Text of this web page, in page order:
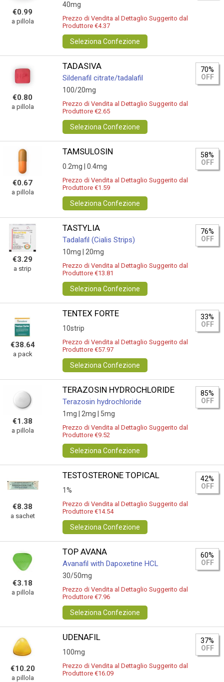
€0.99
a pillola
40mg
Prezzo di Vendita al Dettaglio Suggerito dal
Produttore €4.37
Seleziona Confezione
€0.80
a pillola
TADASIVA
Sildenafil citrate/tadalafil
100/20mg
70%
OFF
Prezzo di Vendita al Dettaglio Suggerito dal
Produttore €2.65
Seleziona Confezione
€0.67
a pillola
TAMSULOSIN
0.2mg | 0.4mg
58%
OFF
Prezzo di Vendita al Dettaglio Suggerito dal
Produttore €1.59
Seleziona Confezione
€3.29
a strip
TASTYLIA
Tadalafil (Cialis Strips)
10mg | 20mg
76%
OFF
Prezzo di Vendita al Dettaglio Suggerito dal
Produttore €13.81
Seleziona Confezione
€38.64
a pack
TENTEX FORTE
10strip
33%
OFF
Prezzo di Vendita al Dettaglio Suggerito dal
Produttore €57.97
Seleziona Confezione
€1.38
a pillola
TERAZOSIN HYDROCHLORIDE
Terazosin hydrochloride
1mg | 2mg | 5mg
85%
OFF
Prezzo di Vendita al Dettaglio Suggerito dal
Produttore €9.52
Seleziona Confezione
€8.38
a sachet
TESTOSTERONE TOPICAL
1%
42%
OFF
Prezzo di Vendita al Dettaglio Suggerito dal
Produttore €14.54
Seleziona Confezione
€3.18
a pillola
TOP AVANA
Avanafil with Dapoxetine HCL
30/50mg
60%
OFF
Prezzo di Vendita al Dettaglio Suggerito dal
Produttore €7.96
Seleziona Confezione
€10.20
a pillola
UDENAFIL
100mg
37%
OFF
Prezzo di Vendita al Dettaglio Suggerito dal
Produttore €16.09